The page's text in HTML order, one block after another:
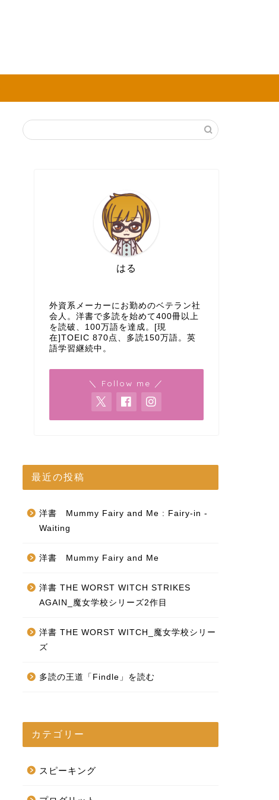
はる
外資系メーカーにお勤めのベテラン社
会人。洋書で多読を始めて400冊以上
を読破、100万語を達成。[現
在]TOEIC 870点、多読150万語。英
語学習継続中。
＼ Follow me ／
最近の投稿
洋書 Mummy Fairy and Me : Fairy-in -
Waiting
洋書 Mummy Fairy and Me
洋書 THE WORST WITCH STRIKES
AGAIN_魔女学校シリーズ2作目
洋書 THE WORST WITCH_魔女学校シリー
ズ
多読の王道「Findle」を読む
カテゴリー
スピーキング